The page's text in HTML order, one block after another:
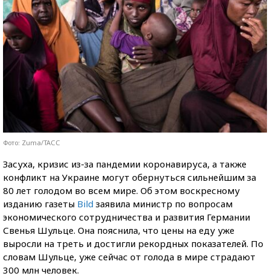
Фото: Zuma/ТАСС
Засуха, кризис из-за пандемии коронавируса, а также
конфликт на Украине могут обернуться сильнейшим за
80 лет голодом во всем мире. Об этом воскресному
изданию газеты Bild заявила министр по вопросам
экономического сотрудничества и развития Германии
Свенья Шульце. Она пояснила, что цены на еду уже
выросли на треть и достигли рекордных показателей. По
словам Шульце, уже сейчас от голода в мире страдают
300 млн человек.